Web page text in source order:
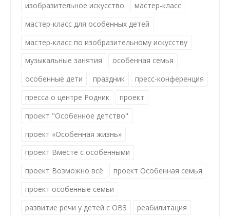
изобразительное искусство
мастер-класс
мастер-класс для особенных детей
мастер-класс по изобразительному искусству
музыкальные занятия
особенная семья
особенные дети
праздник
пресс-конференция
пресса о центре Родник
проект
проект "Особенное детство"
проект «Особенная жизнь»
проект Вместе с особенными
проект Возможно всё
проект Особенная семья
проект особенные семьи
развитие речи у детей с ОВЗ
реабилитация